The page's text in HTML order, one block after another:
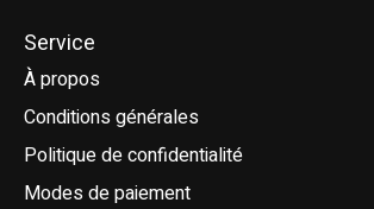
Service
À propos
Conditions générales
Politique de confidentialité
Modes de paiement